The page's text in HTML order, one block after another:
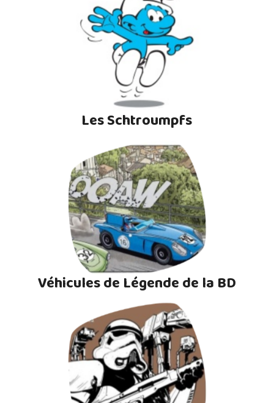
Les Schtroumpfs
Véhicules de Légende de la BD